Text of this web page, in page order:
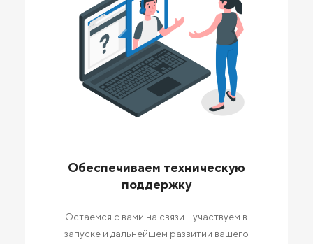
Обеспечиваем техническую
поддержку
Остаемся с вами на связи - участвуем в
запуске и дальнейшем развитии вашего